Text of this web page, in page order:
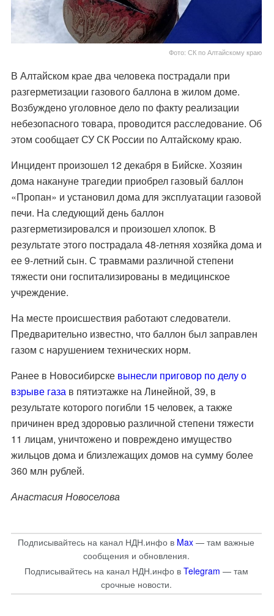
Фото: СК по Алтайскому краю
В Алтайском крае два человека пострадали при
разгерметизации газового баллона в жилом доме.
Возбуждено уголовное дело по факту реализации
небезопасного товара, проводится расследование. Об
этом сообщает СУ СК России по Алтайскому краю.
Инцидент произошел 12 декабря в Бийске. Хозяин
дома накануне трагедии приобрел газовый баллон
«Пропан» и установил дома для эксплуатации газовой
печи. На следующий день баллон
разгерметизировался и произошел хлопок. В
результате этого пострадала 48-летняя хозяйка дома и
ее 9-летний сын. С травмами различной степени
тяжести они госпитализированы в медицинское
учреждение.
На месте происшествия работают следователи.
Предварительно известно, что баллон был заправлен
газом с нарушением технических норм.
Ранее в Новосибирске вынесли приговор по делу о
взрыве газав пятиэтажке на Линейной, 39, в
результате которого погибли 15 человек, а также
причинен вред здоровью различной степени тяжести
11 лицам, уничтожено и повреждено имущество
жильцов дома и близлежащих домов на сумму более
360 млн рублей.
Анастасия Новоселова
Подписывайтесь на канал НДН.инфо в Max — там важные
сообщения и обновления.
Подписывайтесь на канал НДН.инфо в Telegram — там
срочные новости.